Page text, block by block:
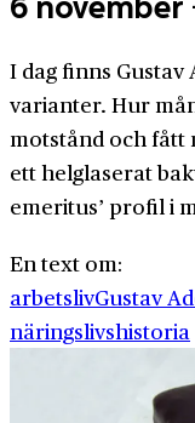
6
I dag finns
varianter. Hur
motstånd och fått
ett helglaserat
emeritus’ profil i
En text om:
arbetslivGustav
näringslivshistoria